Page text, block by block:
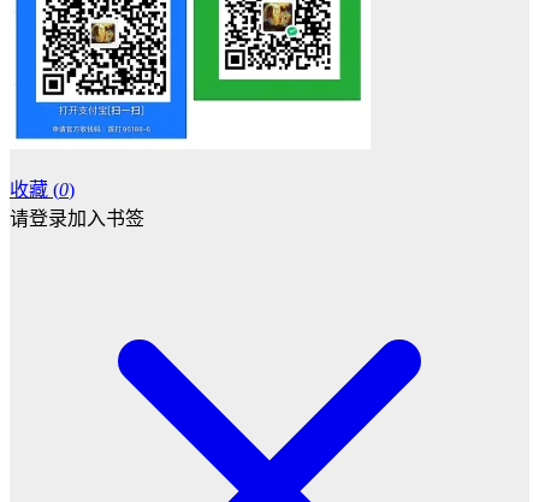
收藏 (0)
请登录加入书签